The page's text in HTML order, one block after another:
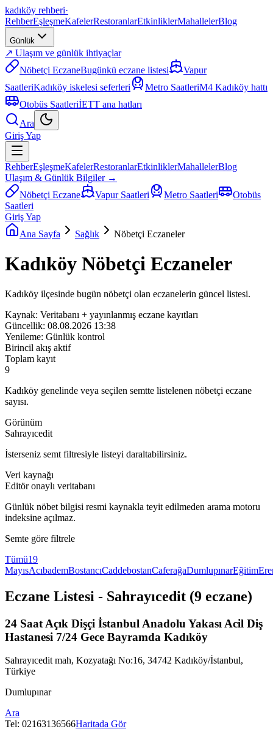
kadıköy rehberi·
RehberEşleşmeKafelerRestoranlarEtkinliklerMahallelerBlog
Günlük
↗ Ulaşım ve günlük ihtiyaçlar
Nöbetçi EczaneBugünkü eczane listesi
Vapur
SaatleriKadıköy iskelesi seferleri Metro SaatleriM4 Kadıköy hattı
Otobüs SaatleriİETT ana hatları
Ara
Giriş Yap
RehberEşleşmeKafelerRestoranlarEtkinliklerMahallelerBlog
Ulaşım & Günlük Bilgiler →
Nöbetçi Eczane
Vapur Saatleri Metro Saatleri
Otobüs
Saatleri
Giriş Yap
Ana Sayfa
Sağlık Nöbetçi Eczaneler
Kadıköy Nöbetçi Eczaneler
Kadıköy ilçesinde bugün nöbetçi olan eczanelerin güncel listesi.
Kaynak: Veritabanı + yayınlanmış eczane kayıtları
Güncellik: 08.08.2026 13:38
Yenileme: Günlük kontrol
Birincil akış aktif
Toplam kayıt
9
Kadıköy genelinde veya seçilen semtte listelenen nöbetçi eczane
sayısı.
Görünüm
Sahrayıcedit
İsterseniz semt filtresiyle listeyi daraltabilirsiniz.
Veri kaynağı
Editör onaylı veritabanı
Günlük nöbet bilgisi resmi kaynakla teyit edilmeden arama motoru
indeksine açılmaz.
Semte göre filtrele
Tümü19
MayısAcıbademBostancıCaddebostanCaferağaDumlupınarEğitim
Eczane Listesi - Sahrayıcedit (9 eczane)
24 Saat Açık Dişçi İstanbul Anadolu Yakası Acil Diş
Hastanesi 7/24 Gece Bayramda Kadıköy
Sahrayıcedit mah, Kozyatağı No:16, 34742 Kadıköy/İstanbul,
Türkiye
Dumlupınar
Ara
Tel: 02163136566Haritada Gör